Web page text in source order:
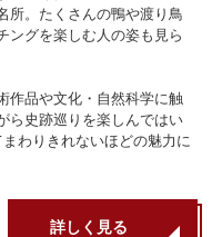
所。たくさんの鴨や渡り鳥
ングを楽しむ人の姿も見ら
作品や文化・自然科学に触
ら史跡巡りを楽しんではい
わりきれないほどの魅力に
詳しく見る